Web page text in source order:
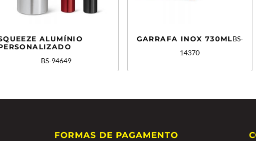
ALUMÍNIO
BS-94649
GARRAFA INOX 730MLBS-
14370
FORMAS DE PAGAMENTO